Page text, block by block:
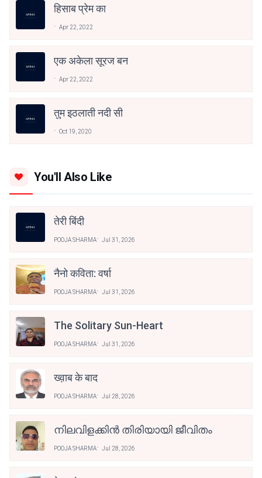
हिसाब प्रेम का
Apr 22, 2022
एक अकेला सूरज बन
Apr 22, 2022
तुम इठलाती नदी सी
Oct 19, 2020
You'll Also Like
तेरी बिंदी
POOJA SHARMA Jul 31, 2026
नैनो कविता: वर्षा
POOJA SHARMA Jul 31, 2026
The Solitary Sun-Heart
POOJA SHARMA Jul 31, 2026
ख्व़ाब के बाद
POOJA SHARMA Jul 28, 2026
നിലവിളക്കിൻ തിരിയായി ജീവിതം
POOJA SHARMA Jul 28, 2026